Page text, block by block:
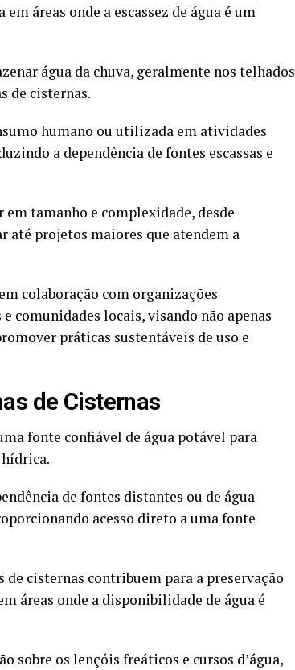
áreas onde a escassez de água é um
água da chuva, geralmente nos telhados
de cisternas.
humano ou utilizada em atividades
a dependência de fontes escassas e
tamanho e complexidade, desde
até projetos maiores que atendem a
colaboração com organizações
comunidades locais, visando não apenas
práticas sustentáveis de uso e
de Cisternas
fonte confiável de água potável para
de fontes distantes ou de água
acesso direto a uma fonte
de cisternas contribuem para a preservação
áreas onde a disponibilidade de água é
sobre os lençóis freáticos e cursos d’água,